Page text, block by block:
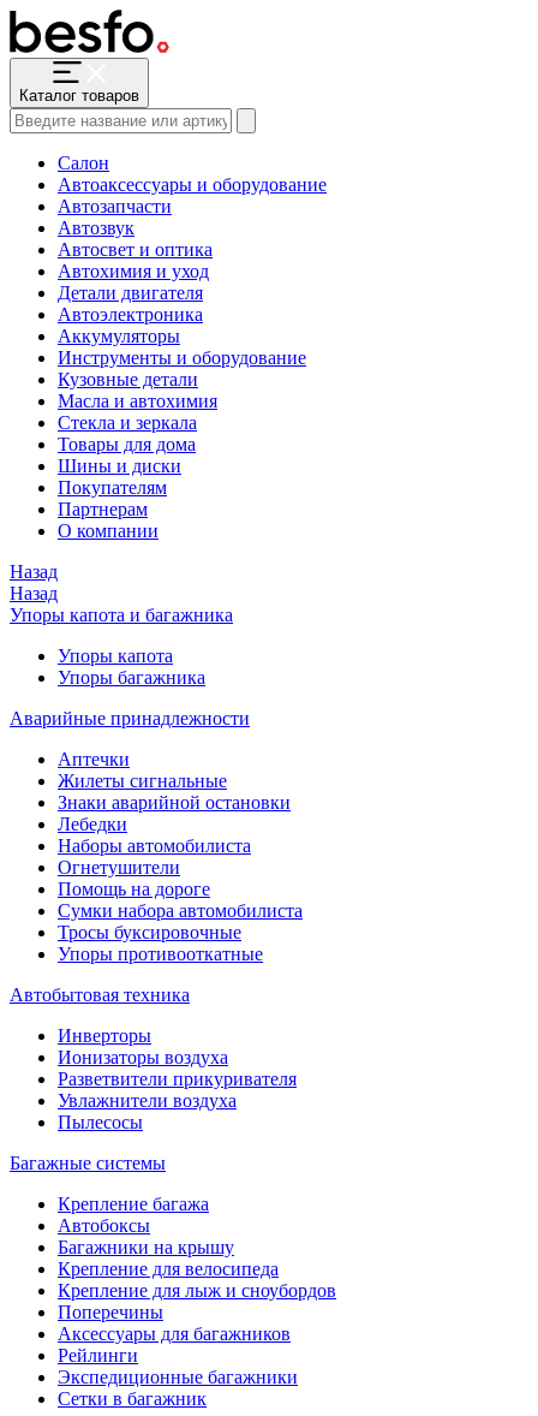
Каталог товаров
Салон
Автоаксессуары и оборудование
Автозапчасти
Автозвук
Автосвет и оптика
Автохимия и уход
Детали двигателя
Автоэлектроника
Аккумуляторы
Инструменты и оборудование
Кузовные детали
Масла и автохимия
Стекла и зеркала
Товары для дома
Шины и диски
Покупателям
Партнерам
О компании
Назад
Назад
Упоры капота и багажника
Упоры капота
Упоры багажника
Аварийные принадлежности
Аптечки
Жилеты сигнальные
Знаки аварийной остановки
Лебедки
Наборы автомобилиста
Огнетушители
Помощь на дороге
Сумки набора автомобилиста
Тросы буксировочные
Упоры противооткатные
Автобытовая техника
Инверторы
Ионизаторы воздуха
Разветвители прикуривателя
Увлажнители воздуха
Пылесосы
Багажные системы
Крепление багажа
Автобоксы
Багажники на крышу
Крепление для велосипеда
Крепление для лыж и сноубордов
Поперечины
Аксессуары для багажников
Рейлинги
Экспедиционные багажники
Сетки в багажник